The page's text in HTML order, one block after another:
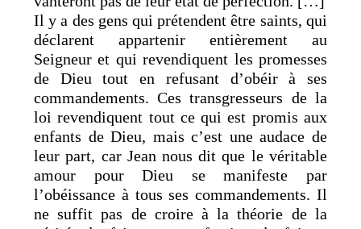
Il y a des gens qui prétendent être saints, qui
déclarent appartenir entièrement au
Seigneur et qui revendiquent les promesses
de Dieu tout en refusant d’obéir à ses
commandements. Ces transgresseurs de la
loi revendiquent tout ce qui est promis aux
enfants de Dieu, mais c’est une audace de
leur part, car Jean nous dit que le véritable
amour pour Dieu se manifeste par
l’obéissance à tous ses commandements. Il
ne suffit pas de croire à la théorie de la